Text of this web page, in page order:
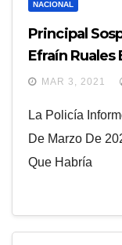
NACIONAL
Principal
Efraín Ruales
MAR 3, 2021
La Policía
De Marzo De
Que Habría